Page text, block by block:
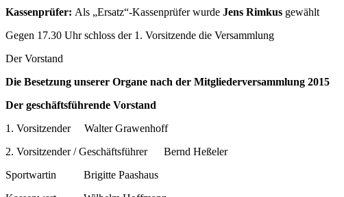
Kassenprüfer: Als „Ersatz“-Kassenprüfer wurde Jens Rimkus gewählt
Gegen 17.30 Uhr schloss der 1. Vorsitzende die Versammlung
Der Vorstand
Die Besetzung unserer Organe nach der Mitgliederversammlung 2015
Der geschäftsführende Vorstand
1. Vorsitzender Walter Grawenhoff
2. Vorsitzender / Geschäftsführer Bernd Heßeler
Sportwartin Brigitte Paashaus